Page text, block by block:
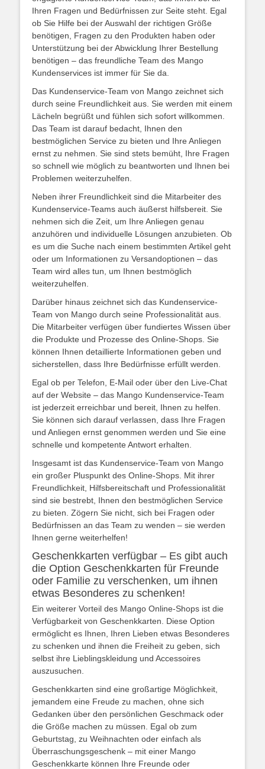
Ihren Fragen und Bedürfnissen zur Seite steht. Egal
ob Sie Hilfe bei der Auswahl der richtigen Größe
benötigen, Fragen zu den Produkten haben oder
Unterstützung bei der Abwicklung Ihrer Bestellung
benötigen – das freundliche Team des Mango
Kundenservices ist immer für Sie da.
Das Kundenservice-Team von Mango zeichnet sich
durch seine Freundlichkeit aus. Sie werden mit einem
Lächeln begrüßt und fühlen sich sofort willkommen.
Das Team ist darauf bedacht, Ihnen den
bestmöglichen Service zu bieten und Ihre Anliegen
ernst zu nehmen. Sie sind stets bemüht, Ihre Fragen
so schnell wie möglich zu beantworten und Ihnen bei
Problemen weiterzuhelfen.
Neben ihrer Freundlichkeit sind die Mitarbeiter des
Kundenservice-Teams auch äußerst hilfsbereit. Sie
nehmen sich die Zeit, um Ihre Anliegen genau
anzuhören und individuelle Lösungen anzubieten. Ob
es um die Suche nach einem bestimmten Artikel geht
oder um Informationen zu Versandoptionen – das
Team wird alles tun, um Ihnen bestmöglich
weiterzuhelfen.
Darüber hinaus zeichnet sich das Kundenservice-
Team von Mango durch seine Professionalität aus.
Die Mitarbeiter verfügen über fundiertes Wissen über
die Produkte und Prozesse des Online-Shops. Sie
können Ihnen detaillierte Informationen geben und
sicherstellen, dass Ihre Bedürfnisse erfüllt werden.
Egal ob per Telefon, E-Mail oder über den Live-Chat
auf der Website – das Mango Kundenservice-Team
ist jederzeit erreichbar und bereit, Ihnen zu helfen.
Sie können sich darauf verlassen, dass Ihre Fragen
und Anliegen ernst genommen werden und Sie eine
schnelle und kompetente Antwort erhalten.
Insgesamt ist das Kundenservice-Team von Mango
ein großer Pluspunkt des Online-Shops. Mit ihrer
Freundlichkeit, Hilfsbereitschaft und Professionalität
sind sie bestrebt, Ihnen den bestmöglichen Service
zu bieten. Zögern Sie nicht, sich bei Fragen oder
Bedürfnissen an das Team zu wenden – sie werden
Ihnen gerne weiterhelfen!
Geschenkkarten verfügbar – Es gibt auch
die Option Geschenkkarten für Freunde
oder Familie zu verschenken, um ihnen
etwas Besonderes zu schenken!
Ein weiterer Vorteil des Mango Online-Shops ist die
Verfügbarkeit von Geschenkkarten. Diese Option
ermöglicht es Ihnen, Ihren Lieben etwas Besonderes
zu schenken und ihnen die Freiheit zu geben, sich
selbst ihre Lieblingskleidung und Accessoires
auszusuchen.
Geschenkkarten sind eine großartige Möglichkeit,
jemandem eine Freude zu machen, ohne sich
Gedanken über den persönlichen Geschmack oder
die Größe machen zu müssen. Egal ob zum
Geburtstag, zu Weihnachten oder einfach als
Überraschungsgeschenk – mit einer Mango
Geschenkkarte können Ihre Freunde oder